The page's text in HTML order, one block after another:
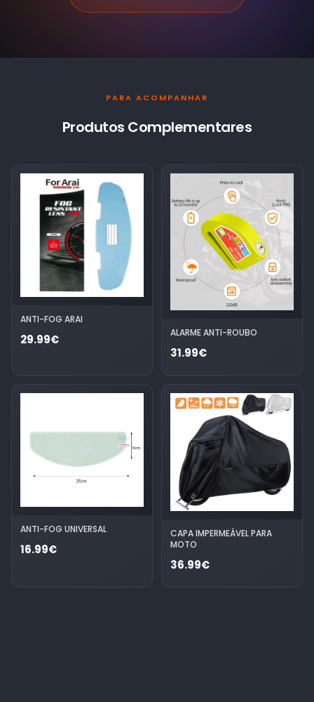
PARA ACOMPANHAR
Produtos Complementares
ANTI-FOG ARAI
29.99€ ALARME ANTI-ROUBO
31.99€
ANTI-FOG UNIVERSAL
16.99€
CAPA IMPERMEÁVEL PARA
MOTO
36.99€